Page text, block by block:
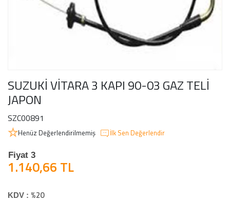
SUZUKİ VİTARA 3 KAPI 90-03 GAZ TELİ
JAPON
SZC00891
Henüz Değerlendirilmemiş İlk Sen Değerlendir
Fiyat 3
1.140,66 TL
KDV : %20